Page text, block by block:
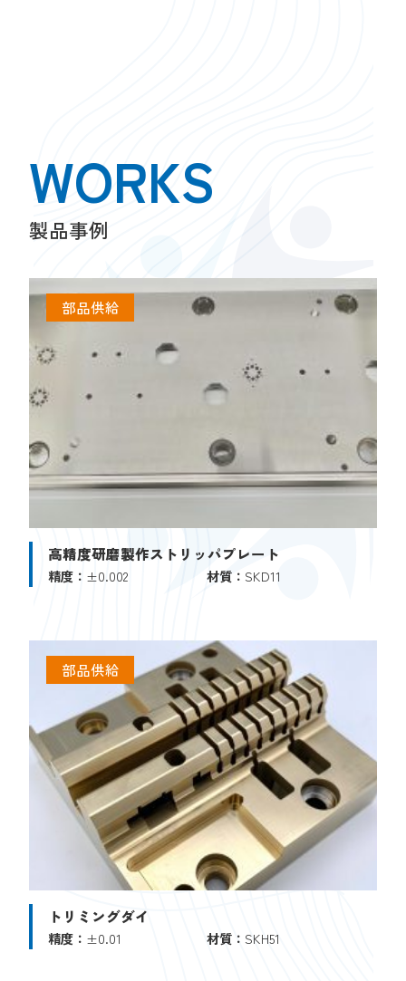
WORKS
製品事例
部品供給
高精度研磨製作ストリッパプレート
精度： ±0.002 材質： SKD11
部品供給
トリミングダイ
精度： ±0.01 材質： SKH51